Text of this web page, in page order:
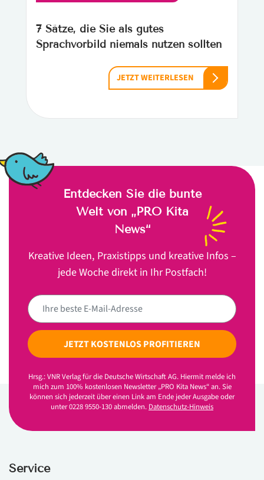
7 Sätze, die Sie als gutes
Sprachvorbild niemals nutzen sollten
JETZT WEITERLESEN
Entdecken Sie die bunte
Welt von „PRO Kita
News“
Kreative Ideen, Praxistipps und kreative Infos –
jede Woche direkt in Ihr Postfach!
JETZT KOSTENLOS PROFITIEREN
Hrsg.: VNR Verlag für die Deutsche Wirtschaft AG. Hiermit melde ich
mich zum 100% kostenlosen Newsletter „PRO Kita News“ an. Sie
können sich jederzeit über einen Link am Ende jeder Ausgabe oder
unter 0228 9550-130 abmelden. Datenschutz-Hinweis
Service